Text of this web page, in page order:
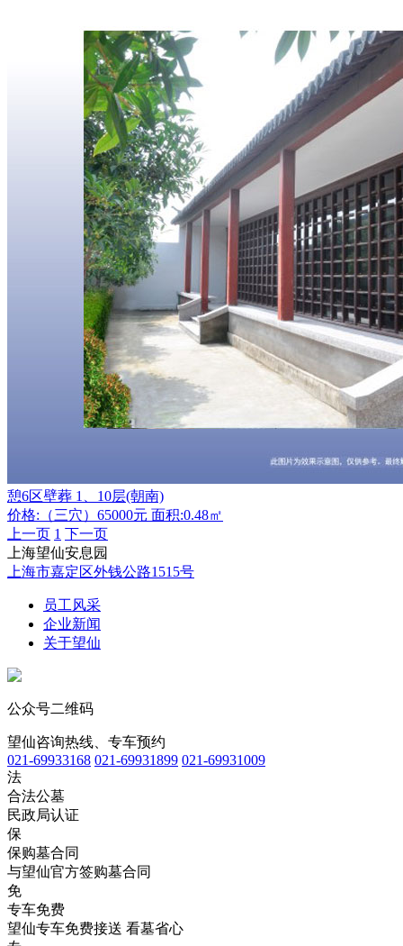
憩6区壁葬 1、10层(朝南)
价格:（三穴）65000元 面积:0.48㎡
上一页 1 下一页
上海望仙安息园
上海市嘉定区外钱公路1515号
员工风采
企业新闻
关于望仙
公众号二维码
望仙咨询热线、专车预约
021-69933168 021-69931899 021-69931009
法
合法公墓
民政局认证
保
保购墓合同
与望仙官方签购墓合同
免
专车免费
望仙专车免费接送 看墓省心